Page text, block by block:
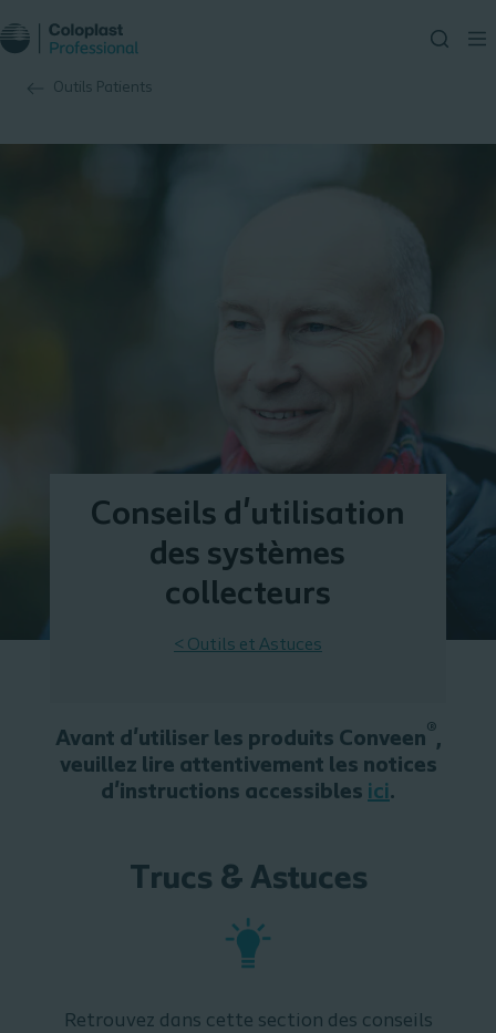
Outils Patients
Conseils d'utilisation
des systèmes
collecteurs
< Outils et Astuces
Avant d'utiliser les produits Conveen®,
veuillez lire attentivement les notices
d'instructions accessibles ici.
Trucs & Astuces
Retrouvez dans cette section des conseils